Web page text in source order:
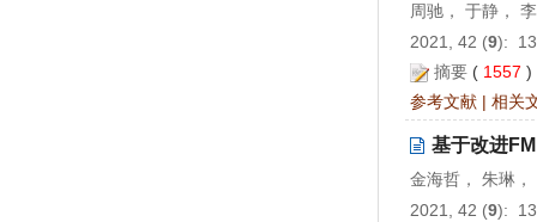
周驰， 于静，
2021, 42 (9):
摘要 ( 1557
参考文献 | 相关
基于改进
金海哲， 朱琳
2021, 42 (9):